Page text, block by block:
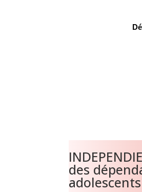
des
adolescents